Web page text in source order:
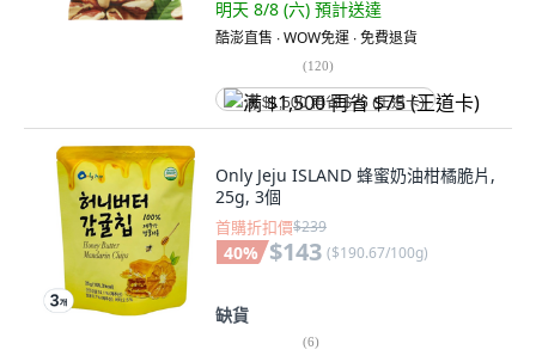
明天 8/8 (六) 預計送達
酷澎直售 ∙ WOW免運 ∙ 免費退貨
(120)
满 $1,500 再省 $75 (王道卡)
Only Jeju ISLAND 蜂蜜奶油柑橘脆片,
25g, 3個
首購折扣價$239
40% $143 ($190.67/100g)
缺貨
(6)